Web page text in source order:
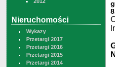
Nieruchomości
Wykazy
Przetargi 2017
Przetargi 2016
Przetargi 2015
Przetargi 2014